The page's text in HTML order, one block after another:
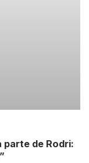
parte de Rodri: